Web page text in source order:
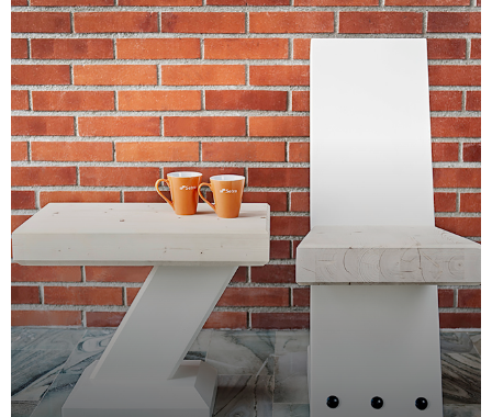
Limträ är förnybart, återvinningsbart och dessutom
baseras tillverkningen av produkterna till stora delar på
bioenergi.